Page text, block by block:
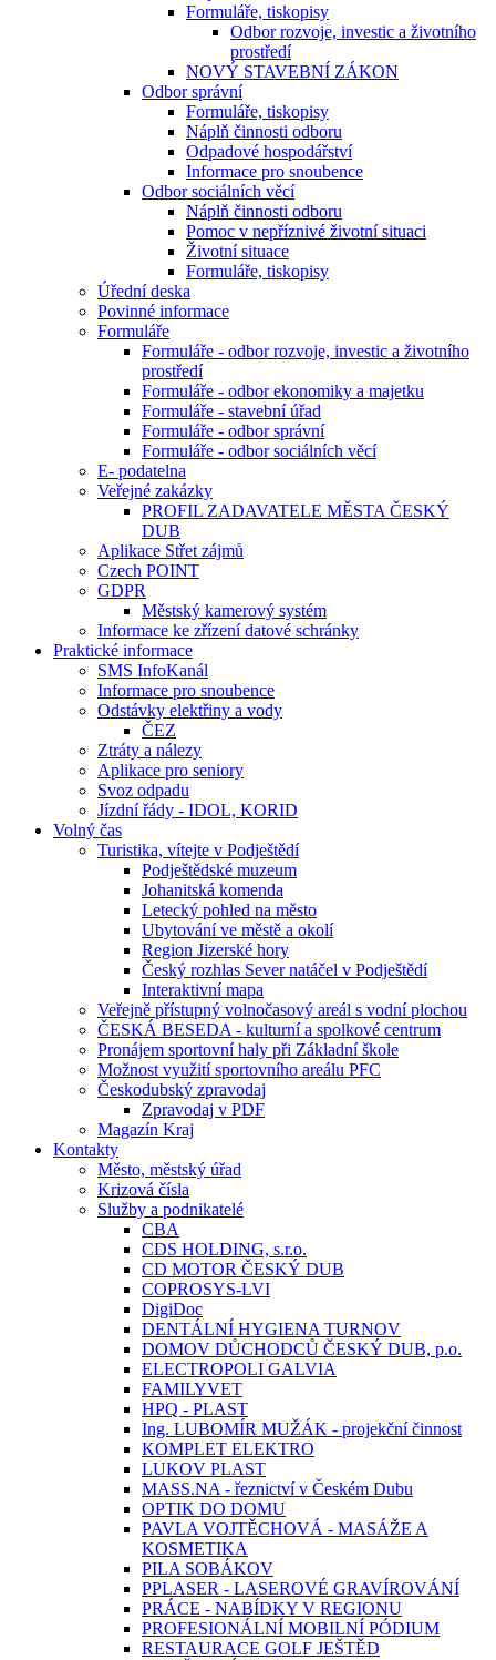
Formuláře, tiskopisy
Odbor rozvoje, investic a životního
prostředí
NOVÝ STAVEBNÍ ZÁKON
Odbor správní
Formuláře, tiskopisy
Náplň činnosti odboru
Odpadové hospodářství
Informace pro snoubence
Odbor sociálních věcí
Náplň činnosti odboru
Pomoc v nepříznivé životní situaci
Životní situace
Formuláře, tiskopisy
Úřední deska
Povinné informace
Formuláře
Formuláře - odbor rozvoje, investic a životního
prostředí
Formuláře - odbor ekonomiky a majetku
Formuláře - stavební úřad
Formuláře - odbor správní
Formuláře - odbor sociálních věcí
E- podatelna
Veřejné zakázky
PROFIL ZADAVATELE MĚSTA ČESKÝ
DUB
Aplikace Střet zájmů
Czech POINT
GDPR
Městský kamerový systém
Informace ke zřízení datové schránky
Praktické informace
SMS InfoKanál
Informace pro snoubence
Odstávky elektřiny a vody
ČEZ
Ztráty a nálezy
Aplikace pro seniory
Svoz odpadu
Jízdní řády - IDOL, KORID
Volný čas
Turistika, vítejte v Podještědí
Podještědské muzeum
Johanitská komenda
Letecký pohled na město
Ubytování ve městě a okolí
Region Jizerské hory
Český rozhlas Sever natáčel v Podještědí
Interaktivní mapa
Veřejně přístupný volnočasový areál s vodní plochou
ČESKÁ BESEDA - kulturní a spolkové centrum
Pronájem sportovní haly při Základní škole
Možnost využití sportovního areálu PFC
Českodubský zpravodaj
Zpravodaj v PDF
Magazín Kraj
Kontakty
Město, městský úřad
Krizová čísla
Služby a podnikatelé
CBA
CDS HOLDING, s.r.o.
CD MOTOR ČESKÝ DUB
COPROSYS-LVI
DigiDoc
DENTÁLNÍ HYGIENA TURNOV
DOMOV DŮCHODCŮ ČESKÝ DUB, p.o.
ELECTROPOLI GALVIA
FAMILYVET
HPQ - PLAST
Ing. LUBOMÍR MUŽÁK - projekční činnost
KOMPLET ELEKTRO
LUKOV PLAST
MASS.NA - řeznictví v Českém Dubu
OPTIK DO DOMU
PAVLA VOJTĚCHOVÁ - MASÁŽE A
KOSMETIKA
PILA SOBÁKOV
PPLASER - LASEROVÉ GRAVÍROVÁNÍ
PRÁCE - NABÍDKY V REGIONU
PROFESIONÁLNÍ MOBILNÍ PÓDIUM
RESTAURACE GOLF JEŠTĚD